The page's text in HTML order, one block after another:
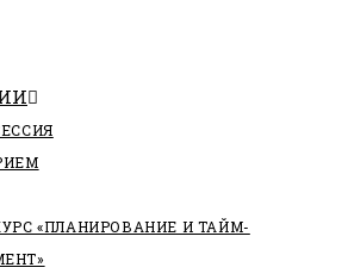
«ПЛАНИРОВАНИЕ И ТАЙМ-